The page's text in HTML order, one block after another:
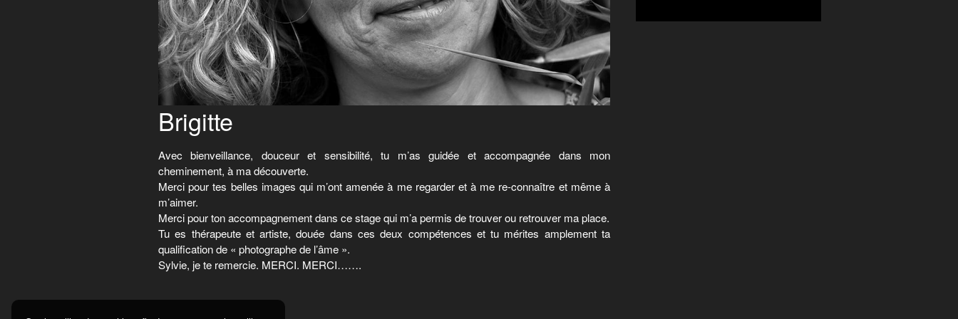
Brigitte
Avec bienveillance, douceur et sensibilité, tu m’as guidée et accompagnée dans mon
cheminement, à ma découverte.
Merci pour tes belles images qui m’ont amenée à me regarder et à me re-connaître et même à
m’aimer.
Merci pour ton accompagnement dans ce stage qui m’a permis de trouver ou retrouver ma place.
Tu es thérapeute et artiste, douée dans ces deux compétences et tu mérites amplement ta
qualification de « photographe de l’âme ».
Sylvie, je te remercie. MERCI. MERCI…….